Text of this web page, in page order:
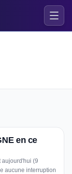
en ce
aujourd'hui (9
aucune interruption